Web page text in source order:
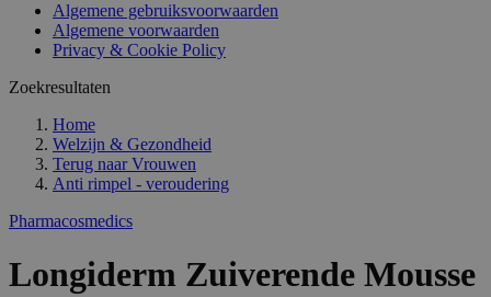
Algemene gebruiksvoorwaarden
Algemene voorwaarden
Privacy & Cookie Policy
Zoekresultaten
Home
Welzijn & Gezondheid
Terug naar Vrouwen
Anti rimpel - veroudering
Pharmacosmedics
Longiderm Zuiverende Mousse